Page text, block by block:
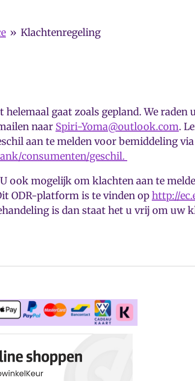
» Klachtenregeling
gaat zoals gepland. We raden
naar Spiri-Yoma@outlook.com.
aan te melden voor bemiddeling
consumenten/geschil.
ook mogelijk om klachten aan te
ODR-platform is te vinden op http://
is dan staat het u vrij om uw